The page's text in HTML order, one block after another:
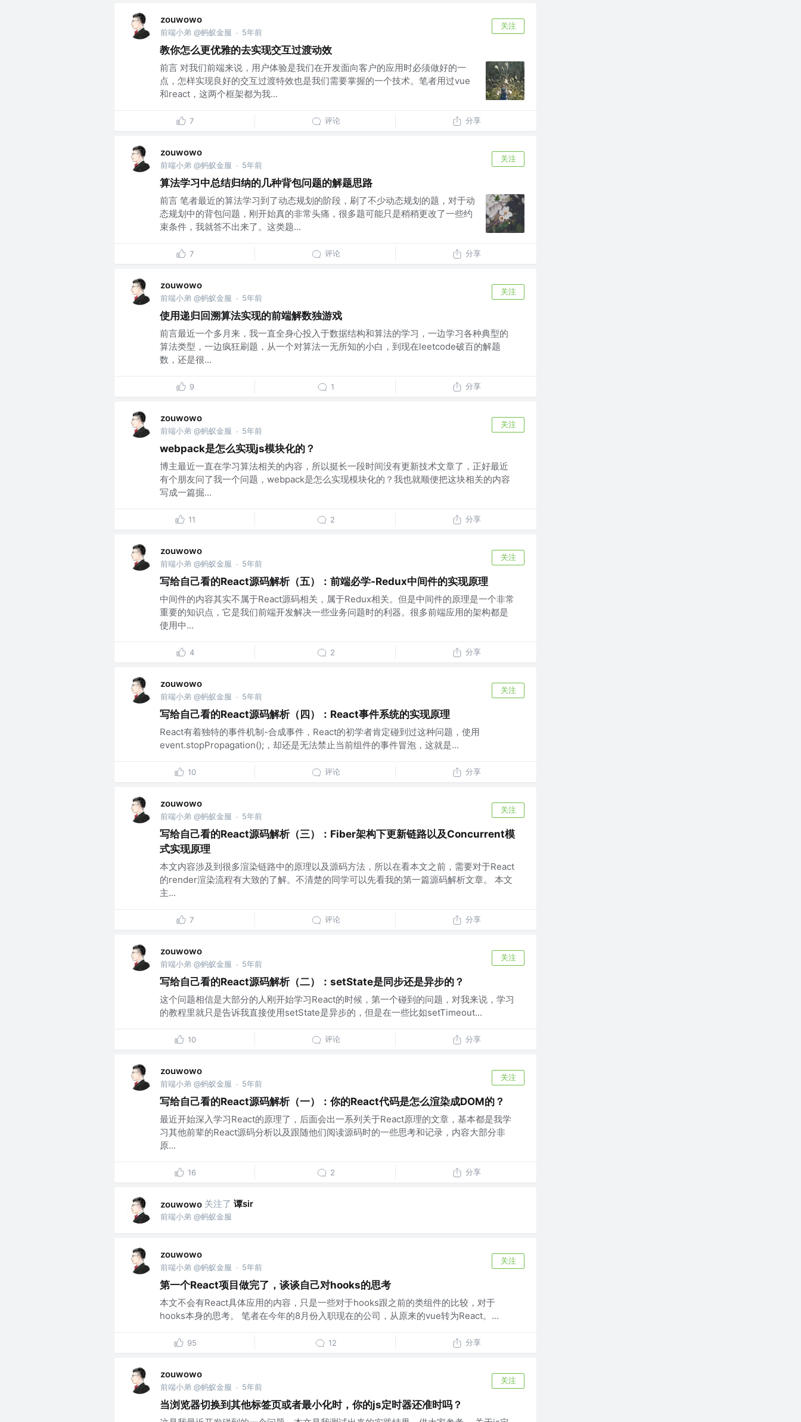
zouwowo
前端小弟 @蚂蚁金服 · 5年前
关注
教你怎么更优雅的去实现交互过渡动效
前言 对我们前端来说，用户体验是我们在开发面向客户的应用时必须做好的一
点，怎样实现良好的交互过渡特效也是我们需要掌握的一个技术。笔者用过vue
和react，这两个框架都为我...
7 评论 分享
zouwowo
前端小弟 @蚂蚁金服 · 5年前
关注
算法学习中总结归纳的几种背包问题的解题思路
前言 笔者最近的算法学习到了动态规划的阶段，刷了不少动态规划的题，对于动
态规划中的背包问题，刚开始真的非常头痛，很多题可能只是稍稍更改了一些约
束条件，我就答不出来了。这类题...
7 评论 分享
zouwowo
前端小弟 @蚂蚁金服 · 5年前
关注
使用递归回溯算法实现的前端解数独游戏
前言最近一个多月来，我一直全身心投入于数据结构和算法的学习，一边学习各种典型的
算法类型，一边疯狂刷题，从一个对算法一无所知的小白，到现在leetcode破百的解题
数，还是很...
9 1 分享
zouwowo
前端小弟 @蚂蚁金服 · 5年前
关注
webpack是怎么实现js模块化的？
博主最近一直在学习算法相关的内容，所以挺长一段时间没有更新技术文章了，正好最近
有个朋友问了我一个问题，webpack是怎么实现模块化的？我也就顺便把这块相关的内容
写成一篇掘...
11 2 分享
zouwowo
前端小弟 @蚂蚁金服 · 5年前
关注
写给自己看的React源码解析（五）：前端必学-Redux中间件的实现原理
中间件的内容其实不属于React源码相关，属于Redux相关。但是中间件的原理是一个非常
重要的知识点，它是我们前端开发解决一些业务问题时的利器。很多前端应用的架构都是
使用中...
4 2 分享
zouwowo
前端小弟 @蚂蚁金服 · 5年前
关注
写给自己看的React源码解析（四）：React事件系统的实现原理
React有着独特的事件机制-合成事件，React的初学者肯定碰到过这种问题，使用
event.stopPropagation();，却还是无法禁止当前组件的事件冒泡，这就是...
10 评论 分享
zouwowo
前端小弟 @蚂蚁金服 · 5年前
关注
写给自己看的React源码解析（三）：Fiber架构下更新链路以及Concurrent模
式实现原理
本文内容涉及到很多渲染链路中的原理以及源码方法，所以在看本文之前，需要对于React
的render渲染流程有大致的了解。不清楚的同学可以先看我的第一篇源码解析文章。 本文
主...
7 评论 分享
zouwowo
前端小弟 @蚂蚁金服 · 5年前
关注
写给自己看的React源码解析（二）：setState是同步还是异步的？
这个问题相信是大部分的人刚开始学习React的时候，第一个碰到的问题，对我来说，学习
的教程里就只是告诉我直接使用setState是异步的，但是在一些比如setTimeout...
10 评论 分享
zouwowo
前端小弟 @蚂蚁金服 · 5年前
关注
写给自己看的React源码解析（一）：你的React代码是怎么渲染成DOM的？
最近开始深入学习React的原理了，后面会出一系列关于React原理的文章，基本都是我学
习其他前辈的React源码分析以及跟随他们阅读源码时的一些思考和记录，内容大部分非
原...
16 2 分享
zouwowo 关注了 谭sir
前端小弟 @蚂蚁金服
zouwowo
前端小弟 @蚂蚁金服 · 5年前
关注
第一个React项目做完了，谈谈自己对hooks的思考
本文不会有React具体应用的内容，只是一些对于hooks跟之前的类组件的比较，对于
hooks本身的思考。 笔者在今年的8月份入职现在的公司，从原来的vue转为React。...
95 12 分享
zouwowo
前端小弟 @蚂蚁金服 · 5年前
关注
当浏览器切换到其他标签页或者最小化时，你的js定时器还准时吗？